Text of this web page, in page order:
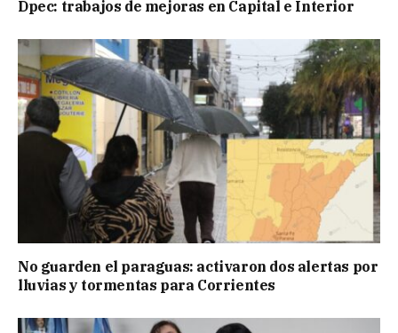
Dpec: trabajos de mejoras en Capital e Interior
No guarden el paraguas: activaron dos alertas por
lluvias y tormentas para Corrientes